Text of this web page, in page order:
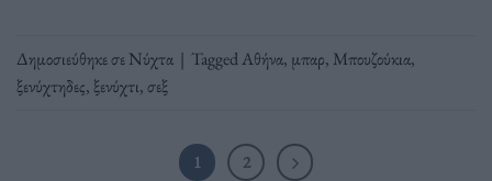
Δημοσιεύθηκε σεΝύχτα | TaggedΑθήνα, μπαρ, Μπουζούκια,
ξενύχτηδες,ξενύχτι,σεξ
1 2